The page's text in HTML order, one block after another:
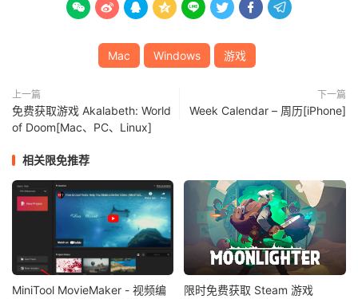
       
Mac Windows 游戏
上一篇
免费获取游戏 Akalabeth: World
of Doom[Mac、PC、Linux]
下一篇
Week Calendar – 周历[iPhone]
相关限免推荐
MiniTool MovieMaker - 视频编
限时免费获取 Steam 游戏